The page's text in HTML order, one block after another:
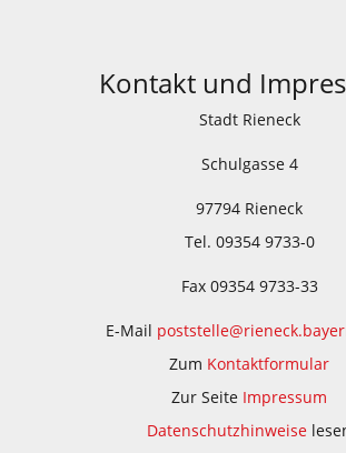
Kontakt und
Stadt Rieneck
Schulgasse 4
97794 Rieneck
Tel. 09354 9733-0
Fax 09354 9733-33
E-Mail
Zum Kontaktformular
Zur Seite Impressum
Datenschutzhinweise